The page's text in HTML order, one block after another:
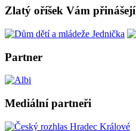
Zlatý oříšek Vám přinášejí
Partner
Mediální partneři